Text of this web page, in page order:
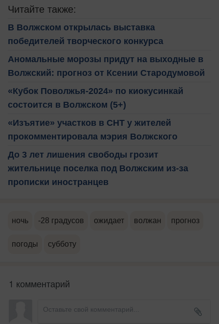
Читайте также:
В Волжском открылась выставка
победителей творческого конкурса
Аномальные морозы придут на выходные в
Волжский: прогноз от Ксении Стародумовой
«Кубок Поволжья-2024» по киокусинкай
состоится в Волжском (5+)
«Изъятие» участков в СНТ у жителей
прокомментировала мэрия Волжского
До 3 лет лишения свободы грозит
жительнице поселка под Волжским из-за
прописки иностранцев
ночь -28 градусов ожидает волжан прогноз
погоды субботу
1 комментарий